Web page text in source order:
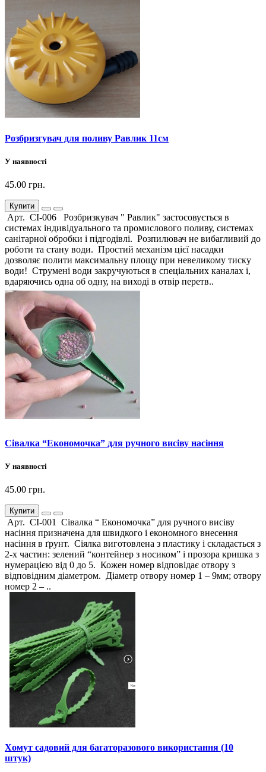
Розбризгувач для поливу Равлик 11см
У наявності
45.00 грн.
Купити
Арт. СІ-006 Розбризкувач " Равлик" застосовується в
системах індивідуального та промислового поливу, системах
санітарної обробки і підгодівлі. Розпилювач не вибагливий до
роботи та стану води. Простий механізм цієї насадки
дозволяє полити максимальну площу при невеликому тиску
води! Струмені води закручуються в спеціальних каналах і,
вдаряючись одна об одну, на виході в отвір перетв..
Сівалка “Економочка” для ручного висіву насіння
У наявності
45.00 грн.
Купити
Арт. СІ-001 Сівалка “ Економочка” для ручного висіву
насіння призначена для швидкого і економного внесення
насіння в ґрунт. Сіялка виготовлена з пластику і складається з
2-х частин: зелений “контейнер з носиком” і прозора кришка з
нумерацією від 0 до 5. Кожен номер відповідає отвору з
відповідним діаметром. Діаметр отвору номер 1 – 9мм; отвору
номер 2 – ..
Хомут садовий для багаторазового використання (10
штук)